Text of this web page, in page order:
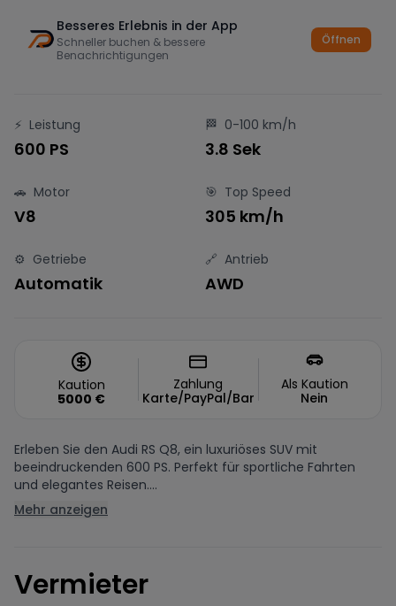
Besseres Erlebnis in der App
Schneller buchen & bessere
Benachrichtigungen
Öffnen
⚡ Leistung
600 PS
🏁 0-100 km/h
3.8 Sek
🚗 Motor
V8
🎯 Top Speed
305 km/h
⚙️ Getriebe
Automatik
🔗 Antrieb
AWD
Kaution
5000 €
Zahlung
Karte/PayPal/Bar
Als Kaution
Nein
Erleben Sie den Audi RS Q8, ein luxuriöses SUV mit
beeindruckenden 600 PS. Perfekt für sportliche Fahrten
und elegantes Reisen....
Mehr anzeigen
Vermieter